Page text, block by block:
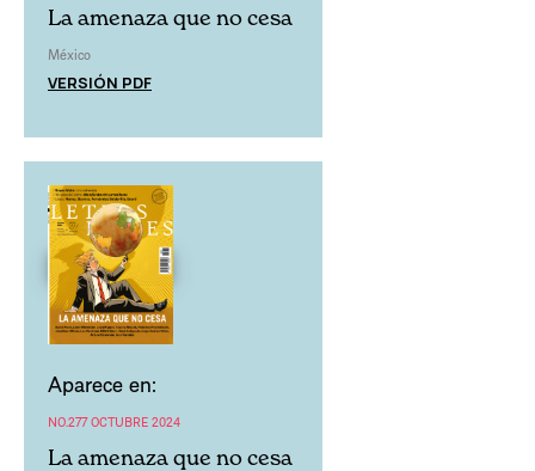
La amenaza que no cesa
México
VERSIÓN PDF
Aparece en:
NO.277 OCTUBRE 2024
La amenaza que no cesa